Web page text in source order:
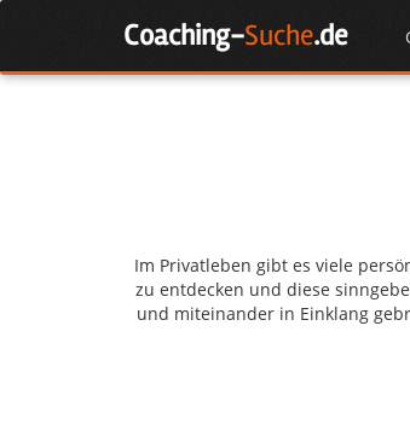
Skip
Coaching-Suche.de
Im Privatleben gibt es viele
zu entdecken und diese
und miteinander in Einklang